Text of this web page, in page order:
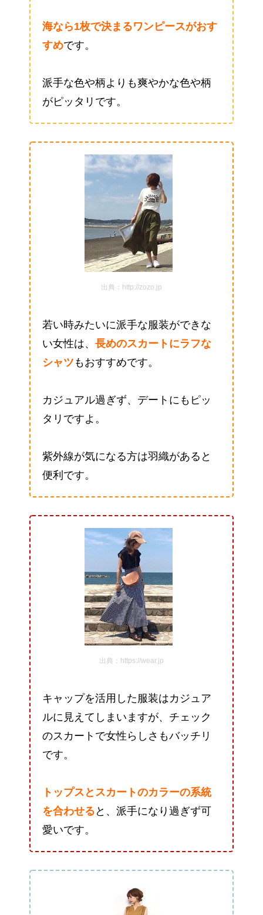
海なら1枚で決まるワンピースがおす
すめです。
派手な色や柄よりも爽やかな色や柄
がピッタリです。
出典：http://zozo.jp
若い時みたいに派手な服装ができな
い女性は、 長めのスカートにラフな
シャツ もおすすめです。
カジュアル過ぎず、デートにもピッ
タリですよ。
紫外線が気になる方は羽織があると
便利です。
出典：https://wear.jp
キャップを活用した服装はカジュア
ルに見えてしまいますが、チェック
のスカートで女性らしさもバッチリ
です。
トップスとスカートのカラーの系統
を合わせる と、派手になり過ぎず可
愛いです。